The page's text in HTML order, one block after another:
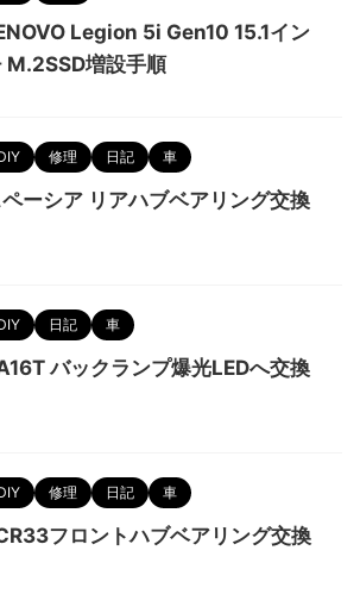
Legion 5i Gen10 15.1イン
M.2SSD増設手順
修理 日記 車
ーシア リアハブベアリング交換
日記 車
バックランプ爆光LEDへ交換
修理 日記 車
フロントハブベアリング交換